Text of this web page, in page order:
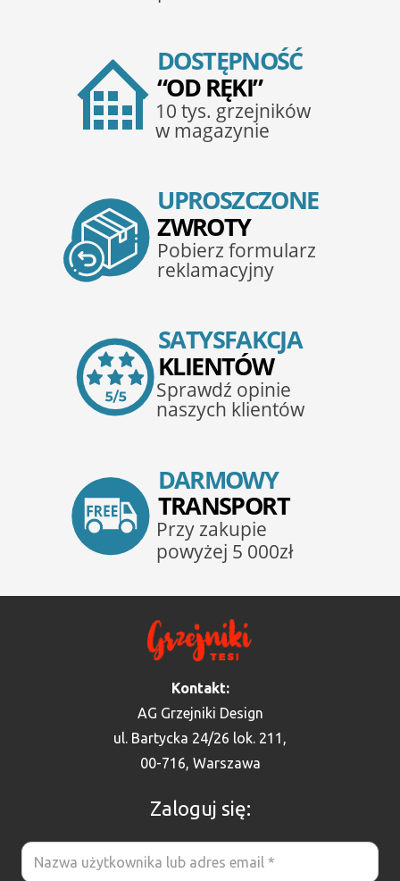
Kontakt:
AG Grzejniki Design
ul. Bartycka 24/26 lok. 211,
00-716, Warszawa
Zaloguj się: